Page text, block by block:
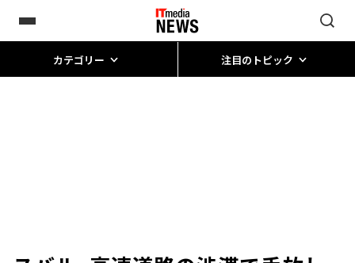
カテゴリー 注目のトピック